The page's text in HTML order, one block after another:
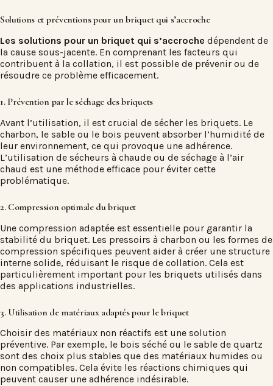
Solutions et préventions pour un briquet qui s’accroche
Les solutions pour un briquet qui s’accroche dépendent de
la cause sous-jacente. En comprenant les facteurs qui
contribuent à la collation, il est possible de prévenir ou de
résoudre ce problème efficacement.
1. Prévention par le séchage des briquets
Avant l’utilisation, il est crucial de sécher les briquets. Le
charbon, le sable ou le bois peuvent absorber l’humidité de
leur environnement, ce qui provoque une adhérence.
L’utilisation de sécheurs à chaude ou de séchage à l’air
chaud est une méthode efficace pour éviter cette
problématique.
2. Compression optimale du briquet
Une compression adaptée est essentielle pour garantir la
stabilité du briquet. Les pressoirs à charbon ou les formes de
compression spécifiques peuvent aider à créer une structure
interne solide, réduisant le risque de collation. Cela est
particulièrement important pour les briquets utilisés dans
des applications industrielles.
3. Utilisation de matériaux adaptés pour le briquet
Choisir des matériaux non réactifs est une solution
préventive. Par exemple, le bois séché ou le sable de quartz
sont des choix plus stables que des matériaux humides ou
non compatibles. Cela évite les réactions chimiques qui
peuvent causer une adhérence indésirable.